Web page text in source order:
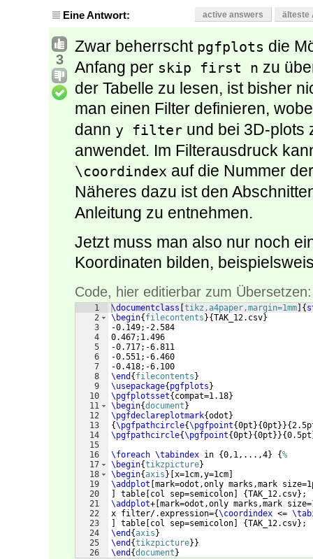
Eine Antwort: active answers älteste
3
Zwar beherrscht pgfplots die
Anfang per skip first n zu
der Tabelle zu lesen, ist bisher
man einen Filter definieren,
dann y filter und bei 3D-plots
anwendet. Im Filterausdruck
\coordindex auf die Nummer
Näheres dazu ist den
Anleitung zu entnehmen.
Jetzt muss man also nur noch
Koordinaten bilden,
Code, hier editierbar zum Übersetzen:
1
2
3
4
5
6
7
8
9
10
11
12
13
14
15
16
17
18
19
20
21
22
23
24
25
26
\documentclass tikz,a4paper,margin=1mm {
\begin{ filecontents }{TAK_12.csv}
-0.149;-2.584
0.467;1.496
-0.717;-6.811
-0.551;-6.460
-0.418;-6.100
\end { filecontents }
\usepackage{ pgfplots }
\pgfplotsset{ compat=1.18}
\begin{document }
\pgfdeclareplotmark{odot }
{\pgfpathcircle{\pgfpoint{0pt }{0pt }}{
\pgfpathcircle{\pgfpoint{0pt }{0pt }}{0.5pt
\foreach \tabindex in {0,1,...,4} {%
\begin{tikzpicture}
\begin{axis } x=1cm,y=1cm
\addplot mark=odot,only marks,mark
table col sep=semicolon {TAK_12.csv} ;
\addplot+ mark=odot,only marks,mark
x filter/.expression={\coordindex <=
table col sep=semicolon {TAK_12.csv} ;
\end {axis }
\end {tikzpicture} }
\end {document }